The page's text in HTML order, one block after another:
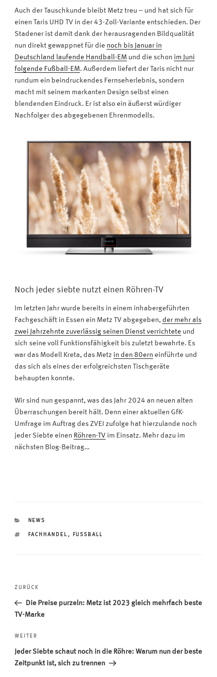
Auch der Tauschkunde bleibt Metz treu – und hat sich für
einen Taris UHD TV in der 43-Zoll-Variante entschieden. Der
Stadener ist damit dank der herausragenden Bildqualität
nun direkt gewappnet für die noch bis Januar in
Deutschland laufende Handball-EM und die schon im Juni
folgende Fußball-EM. Außerdem liefert der Taris nicht nur
rundum ein beindruckendes Fernseherlebnis, sondern
macht mit seinem markanten Design selbst einen
blendenden Eindruck. Er ist also ein äußerst würdiger
Nachfolger des abgegebenen Ehrenmodells.
Noch jeder siebte nutzt einen Röhren-TV
Im letzten Jahr wurde bereits in einem inhabergeführten
Fachgeschäft in Essen ein Metz TV abgegeben, der mehr als
zwei Jahrzehnte zuverlässig seinen Dienst verrichtete und
sich seine voll Funktionsfähigkeit bis zuletzt bewahrte. Es
war das Modell Kreta, das Metz in den 80ern einführte und
das sich als eines der erfolgreichsten Tischgeräte
behaupten konnte.
Wir sind nun gespannt, was das Jahr 2024 an neuen alten
Überraschungen bereit hält. Denn einer aktuellen GfK-
Umfrage im Auftrag des ZVEI zufolge hat hierzulande noch
jeder Siebte einen Röhren-TV im Einsatz. Mehr dazu im
nächsten Blog-Beitrag…
KATEGORIEN
NEWS
SCHLAGWÖRTER
FACHHANDEL, FUSSBALL
Beitragsnavigation
Vorheriger
Beitrag
ZURÜCK
Die Preise purzeln: Metz ist 2023 gleich mehrfach beste
TV-Marke
Nächster
Beitrag
WEITER
Jeder Siebte schaut noch in die Röhre: Warum nun der beste
Zeitpunkt ist, sich zu trennen